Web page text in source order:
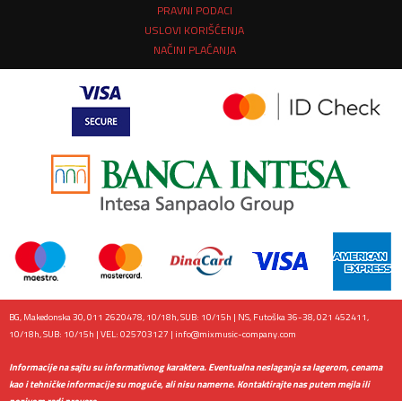
PRAVNI PODACI
USLOVI KORIŠĆENJA
NAČINI PLAĆANJA
BG, Makedonska 30, 011 2620478, 10/18h, SUB: 10/15h | NS, Futoška 36-38, 021 452411,
10/18h, SUB: 10/15h | VEL: 025703127 | info@mixmusic-company.com
Informacije na sajtu su informativnog karaktera. Eventualna neslaganja sa lagerom, cenama
kao i tehničke informacije su moguće, ali nisu namerne. Kontaktirajte nas putem mejla ili